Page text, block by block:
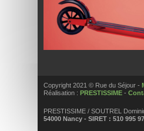
Copyright 2021 © Rue du Séjour -
Réalisation : PRESTISSIME -
PRESTISSIME / SOUTREL
54000 Nancy - SIRET : 510 995